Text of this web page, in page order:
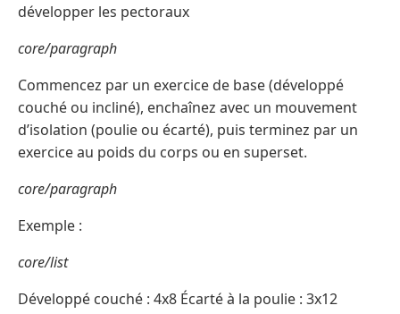
développer les pectoraux
core/paragraph
Commencez par un exercice de base (développé
couché ou incliné), enchaînez avec un mouvement
d’isolation (poulie ou écarté), puis terminez par un
exercice au poids du corps ou en superset.
core/paragraph
Exemple :
core/list
Développé couché : 4x8 Écarté à la poulie : 3x12